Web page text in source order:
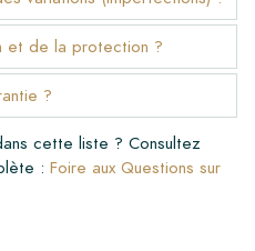
et de la protection ?
?
cette liste ? Consultez
: Foire aux Questions sur